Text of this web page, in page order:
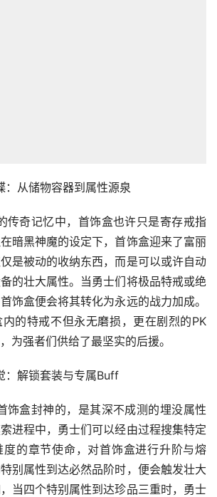
：从储物容器到属性源泉
暗黑神魔的设定下，首饰盒迎来了富丽
是被动的收纳东西，而是可以或许自动
的壮大属性。当勇士们将极品特戒或绝
饰盒便会将其转化为永远的战力加成。
的特戒不但永无磨损，更在剧烈的PK
为强者们供给了最坚实的后援。
：解锁套装与专属Buff
进程中，勇士们可以经由过程搜集特定
度的章节使命，对首饰盒进行升阶与熔
别属性到达必然品阶时，便会触发壮大
当四个特别属性到达珍品三重时，勇士